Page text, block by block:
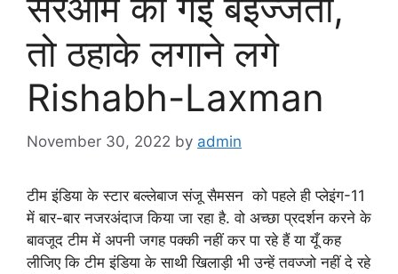
तो ठहाके लगाने लगे
Rishabh-Laxman
November 30, 2022 by admin
टीम इंडिया के स्टार बल्लेबाज संजू सैमसन को पहले ही प्लेइंग-11
में बार-बार नजरअंदाज किया जा रहा है. वो अच्छा प्रदर्शन करने के
बावजूद टीम में अपनी जगह पक्की नहीं कर पा रहे हैं या यूँ कह
लीजिए कि टीम इंडिया के साथी खिलाड़ी भी उन्हें तवज्जो नहीं दे रहे